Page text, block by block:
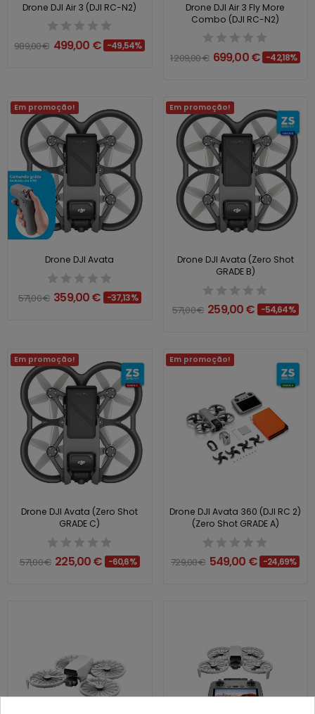
Drone DJI Air 3 (DJI RC-N2)
989,00 € 499,00 € -49,54%
Drone DJI Air 3 Fly More
Combo (DJI RC-N2)
1 209,00 € 699,00 € -42,18%
Em promoção!
Drone DJI Avata
571,00 € 359,00 € -37,13%
Em promoção!
Drone DJI Avata (Zero Shot
GRADE B)
571,00 € 259,00 € -54,64%
Em promoção!
Drone DJI Avata (Zero Shot
GRADE C)
571,00 € 225,00 € -60,6%
Em promoção!
Drone DJI Avata 360 (DJI RC 2)
(Zero Shot GRADE A)
729,00 € 549,00 € -24,69%